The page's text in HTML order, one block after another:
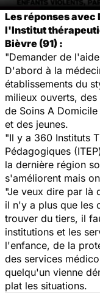
Les réponses
l'Institut
Bièvre (91) :
"Demander de
D'abord à la
établissements du
milieux ouverts,
de Soins A
et des jeunes.
"Il y a 360 Instituts
Pédagogiques
la dernière région
s'améliorent mais
"Je veux dire par là
il n'y a plus que les
trouver du tiers, il
institutions et les
l'enfance, de la
des services
quelqu'un vienne
plat les situations.